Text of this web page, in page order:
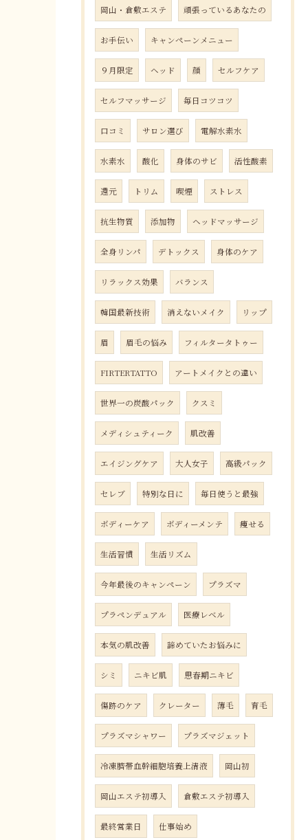
岡山・倉敷エステ 頑張っているあなたの
お手伝い キャンペーンメニュー
９月限定 ヘッド 顔 セルフケア
セルフマッサージ 毎日コツコツ
口コミ サロン選び 電解水素水
水素水 酸化 身体のサビ 活性酸素
還元 トリム 喫煙 ストレス
抗生物質 添加物 ヘッドマッサージ
全身リンパ デトックス 身体のケア
リラックス効果 バランス
韓国最新技術 消えないメイク リップ
眉 眉毛の悩み フィルタータトゥー
FIRTERTATTO アートメイクとの違い
世界一の炭酸パック クスミ
メディシュティーク 肌改善
エイジングケア 大人女子 高級パック
セレブ 特別な日に 毎日使うと最強
ボディーケア ボディーメンテ 痩せる
生活習慣 生活リズム
今年最後のキャンペーン プラズマ
プラペンデュアル 医療レベル
本気の肌改善 諦めていたお悩みに
シミ ニキビ肌 思春期ニキビ
傷跡のケア クレーター 薄毛 育毛
プラズマシャワー プラズマジェット
冷凍臍帯血幹細胞培養上清液 岡山初
岡山エステ初導入 倉敷エステ初導入
最終営業日 仕事始め